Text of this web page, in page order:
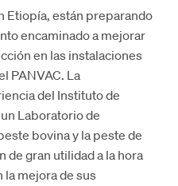
Etiopía, están preparando
encaminado a mejorar
en las instalaciones
PANVAC. La
del Instituto de
Laboratorio de
bovina y la peste de
gran utilidad a la hora
la mejora de sus